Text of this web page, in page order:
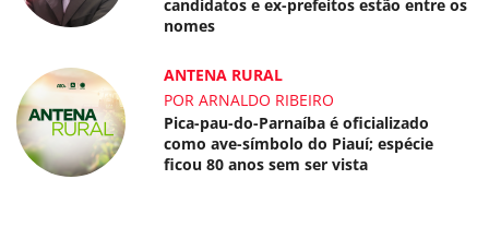
candidatos e ex-prefeitos estão entre os
nomes
ANTENA RURAL
POR ARNALDO RIBEIRO
Pica-pau-do-Parnaíba é oficializado
como ave-símbolo do Piauí; espécie
ficou 80 anos sem ser vista